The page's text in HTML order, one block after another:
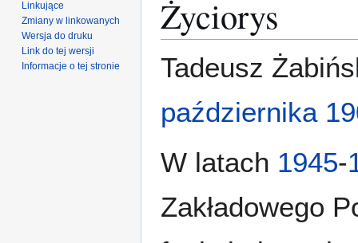
Życiorys
Tadeusz
października
W latach 1945-
Zakładowego
Linkujące
Zmiany w linkowanych
Wersja do druku
Link do tej wersji
Informacje o tej stronie